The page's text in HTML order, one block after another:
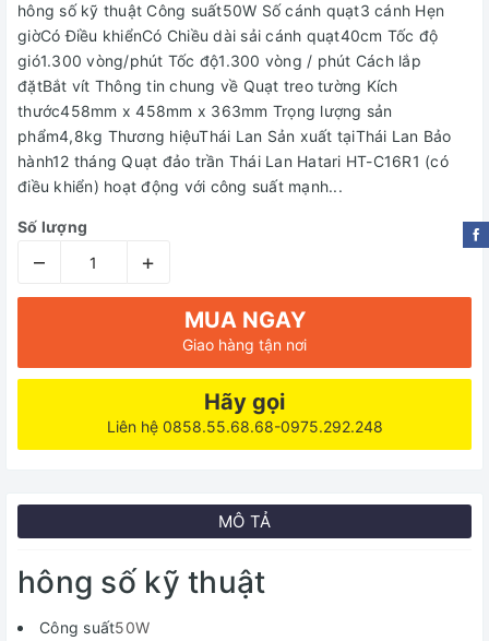
hông số kỹ thuật Công suất50W Số cánh quạt3 cánh Hẹn
giờCó Điều khiểnCó Chiều dài sải cánh quạt40cm Tốc độ
gió1.300 vòng/phút Tốc độ1.300 vòng / phút Cách lắp
đặtBắt vít Thông tin chung về Quạt treo tường Kích
thước458mm x 458mm x 363mm Trọng lượng sản
phẩm4,8kg Thương hiệuThái Lan Sản xuất tạiThái Lan Bảo
hành12 tháng Quạt đảo trần Thái Lan Hatari HT-C16R1 (có
điều khiển) hoạt động với công suất mạnh...
Số lượng
– +
MUA NGAY
Giao hàng tận nơi
Hãy gọi
Liên hệ 0858.55.68.68-0975.292.248
MÔ TẢ
hông số kỹ thuật
Công suất50W